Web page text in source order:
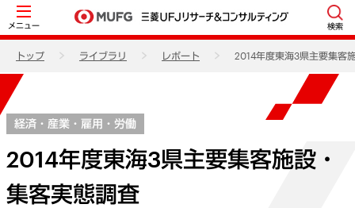
メニュー 検索
トップ ライブラリ レポート 2014年度東海3県主要集客
経済・産業・雇用・労働
2014年度東海3県主要集客施設・
集客実態調査